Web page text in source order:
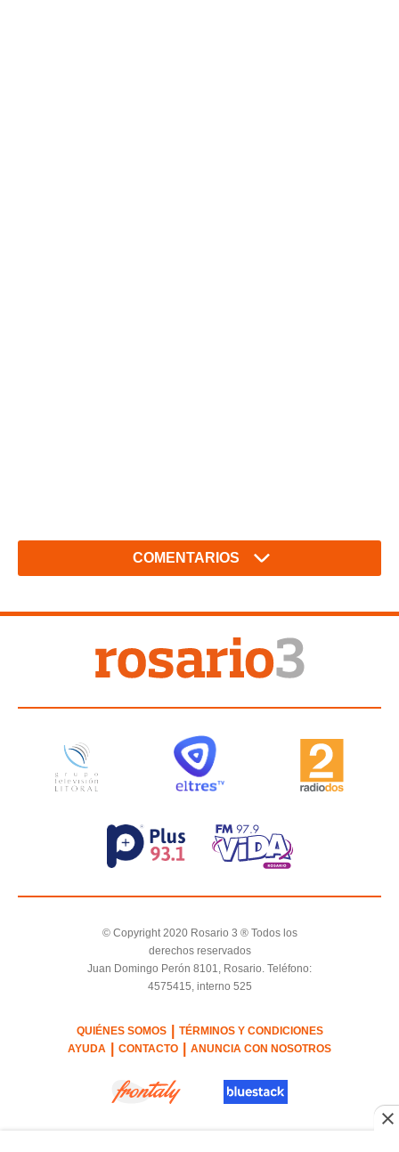
COMENTARIOS
© Copyright 2020 Rosario 3 ® Todos los
derechos reservados
Juan Domingo Perón 8101, Rosario. Teléfono:
4575415, interno 525
QUIÉNES SOMOS
TÉRMINOS Y CONDICIONES
AYUDA
CONTACTO ANUNCIA CON NOSOTROS